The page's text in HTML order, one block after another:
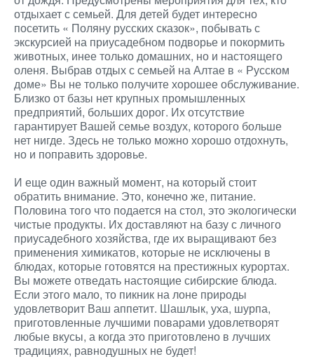
отдыхает с семьей. Для детей будет интересно
посетить « Поляну русских сказок», побывать с
экскурсией на приусадебном подворье и покормить
животных, инее только домашних, но и настоящего
оленя. Выбрав отдых с семьей на Алтае в « Русском
доме» Вы не только получите хорошее обслуживание.
Близко от базы нет крупных промышленных
предприятий, больших дорог. Их отсутствие
гарантирует Вашей семье воздух, которого больше
нет нигде. Здесь не только можно хорошо отдохнуть,
но и поправить здоровье.
И еще один важный момент, на который стоит
обратить внимание. Это, конечно же, питание.
Половина того что подается на стол, это экологически
чистые продукты. Их доставляют на базу с личного
приусадебного хозяйства, где их выращивают без
применения химикатов, которые не исключены в
блюдах, которые готовятся на престижных курортах.
Вы можете отведать настоящие сибирские блюда.
Если этого мало, то пикник на лоне природы
удовлетворит Ваш аппетит. Шашлык, уха, шурпа,
приготовленные лучшими поварами удовлетворят
любые вкусы, а когда это приготовлено в лучших
традициях, равнодушных не будет!